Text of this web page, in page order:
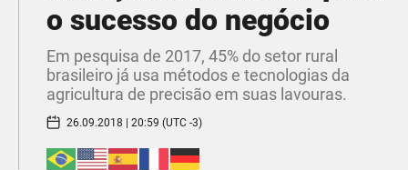
o sucesso do negócio
Em pesquisa de 2017, 45% do setor rural
brasileiro já usa métodos e tecnologias da
agricultura de precisão em suas lavouras.
26.09.2018 | 20:59 (UTC -3)